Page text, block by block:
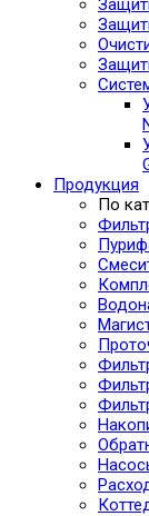
Продукция
По